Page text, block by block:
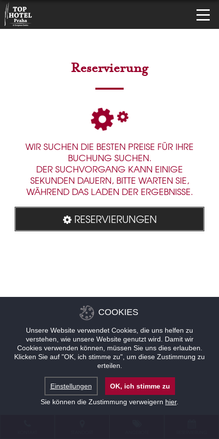
Reservierung
WIR SUCHEN DIE BESTEN PREISE FÜR IHRE
BUCHUNG SUCHEN.
DER SUCHVORGANG KANN EINIGE
SEKUNDEN DAUERN, BITTE WARTEN SIE,
WÄHREND DAS LADEN DER ERGEBNISSE.
RESERVIERUNGEN
COOKIES
Unsere Website verwendet Cookies, die uns helfen zu
verstehen, wie unsere Website genutzt wird. Damit wir
Cookies verwenden können, müssen Sie uns dies erlauben.
Klicken Sie auf "OK, ich stimme zu", um diese Zustimmung zu
erteilen.
Einstellungen
OK, ich stimme zu
Sie können die Zustimmung verweigern hier.